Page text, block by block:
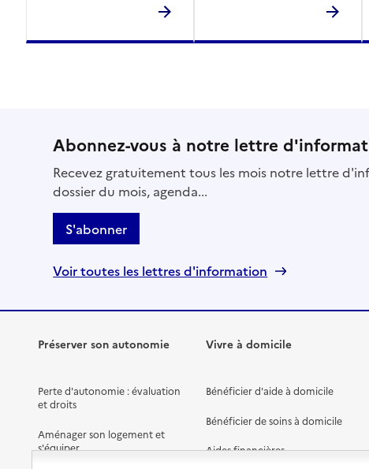
Abonnez-vous à notre lettre
Recevez gratuitement tous les mois notre lettre
dossier du mois, agenda...
S'abonner
Voir toutes les lettres d'information
Préserver son autonomie
Perte d'autonomie : évaluation
et droits
Aménager son logement et
s'équiper
Vivre à domicile
Bénéficier d'aide à domicile
Bénéficier de soins à domicile
Aides financières